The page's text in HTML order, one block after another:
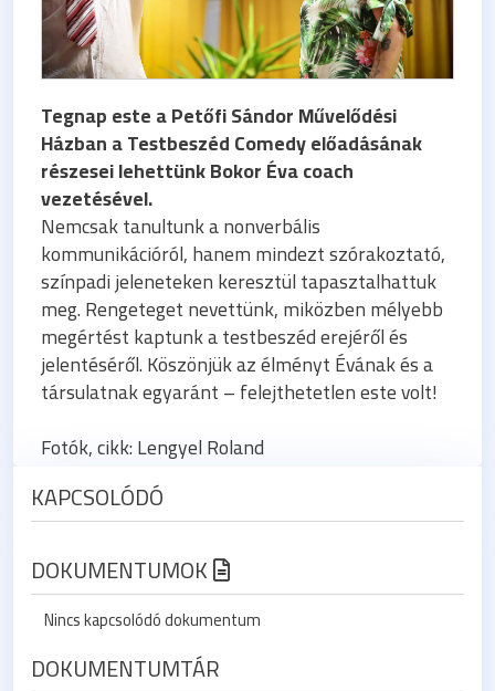
Tegnap este a Petőfi Sándor Művelődési
Házban a Testbeszéd Comedy előadásának
részesei lehettünk Bokor Éva coach
vezetésével.
Nemcsak tanultunk a nonverbális
kommunikációról, hanem mindezt szórakoztató,
színpadi jeleneteken keresztül tapasztalhattuk
meg. Rengeteget nevettünk, miközben mélyebb
megértést kaptunk a testbeszéd erejéről és
jelentéséről. Köszönjük az élményt Évának és a
társulatnak egyaránt – felejthetetlen este volt!
Fotók, cikk: Lengyel Roland
KAPCSOLÓDÓ
DOKUMENTUMOK
Nincs kapcsolódó dokumentum
DOKUMENTUMTÁR